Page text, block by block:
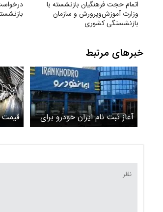
اتمام حجت فرهنگیان بازنشسته با
وزارت آموزش‌وپرورش و سازمان
بازنشستگی کشوری
خبرهای مرتبط
آغاز ثبت نام ایران خودرو برای
طرح مشارکت در تولید خودرو+
قیمت